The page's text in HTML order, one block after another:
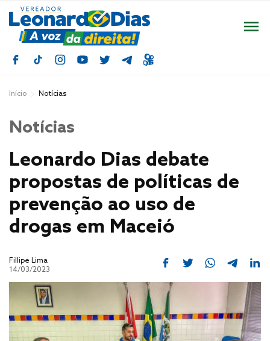
Início Notícias
Notícias
Leonardo Dias debate
propostas de políticas de
prevenção ao uso de
drogas em Maceió
Fillipe Lima
14/03/2023